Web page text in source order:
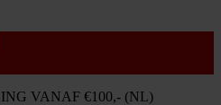
VANAF €100,- (NL)